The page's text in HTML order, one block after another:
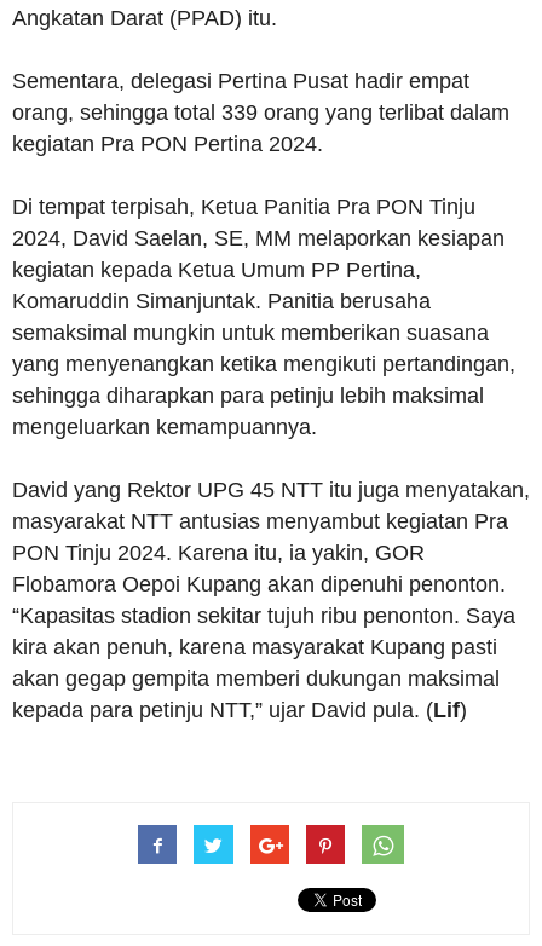
Angkatan Darat (PPAD) itu.
Sementara, delegasi Pertina Pusat hadir empat
orang, sehingga total 339 orang yang terlibat dalam
kegiatan Pra PON Pertina 2024.
Di tempat terpisah, Ketua Panitia Pra PON Tinju
2024, David Saelan, SE, MM melaporkan kesiapan
kegiatan kepada Ketua Umum PP Pertina,
Komaruddin Simanjuntak. Panitia berusaha
semaksimal mungkin untuk memberikan suasana
yang menyenangkan ketika mengikuti pertandingan,
sehingga diharapkan para petinju lebih maksimal
mengeluarkan kemampuannya.
David yang Rektor UPG 45 NTT itu juga menyatakan,
masyarakat NTT antusias menyambut kegiatan Pra
PON Tinju 2024. Karena itu, ia yakin, GOR
Flobamora Oepoi Kupang akan dipenuhi penonton.
“Kapasitas stadion sekitar tujuh ribu penonton. Saya
kira akan penuh, karena masyarakat Kupang pasti
akan gegap gempita memberi dukungan maksimal
kepada para petinju NTT,” ujar David pula. (Lif)